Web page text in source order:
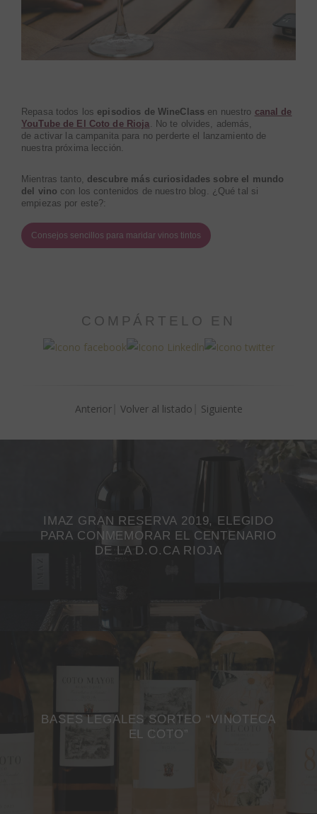
Repasa todos los episodios de WineClass en nuestro canal de
YouTube de El Coto de Rioja. No te olvides, además,
de activar la campanita para no perderte el lanzamiento de
nuestra próxima lección.
Mientras tanto, descubre más curiosidades sobre el mundo
del vino con los contenidos de nuestro blog. ¿Qué tal si
empiezas por este?:
Consejos sencillos para maridar vinos tintos
COMPÁRTELO EN
Anterior Volver al listado Siguiente
IMAZ GRAN RESERVA 2019, ELEGIDO
PARA CONMEMORAR EL CENTENARIO
DE LA D.O.CA RIOJA
BASES LEGALES SORTEO “VINOTECA
EL COTO”